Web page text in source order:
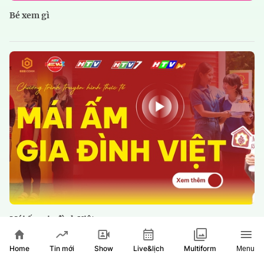
Bé xem gì
Mái ấm gia đình Việt
Home Tin mới Show Live&lịch Multiform Menu